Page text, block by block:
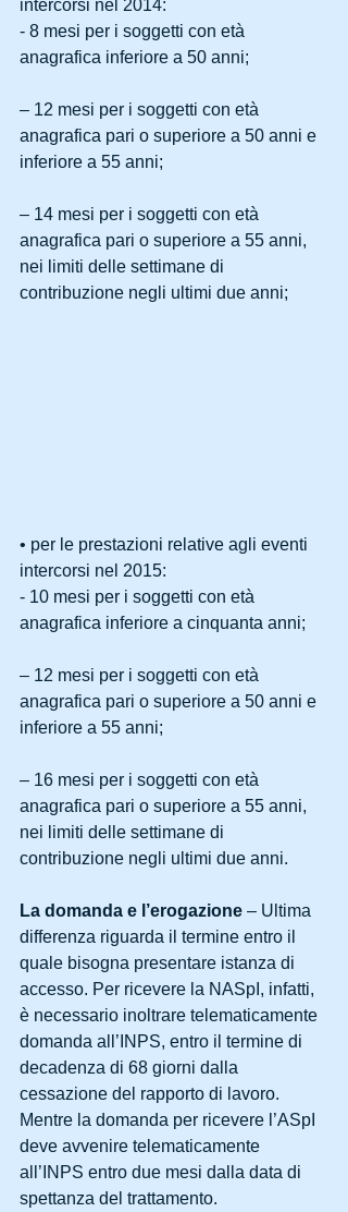
intercorsi nel 2014:
- 8 mesi per i soggetti con età
anagrafica inferiore a 50 anni;
– 12 mesi per i soggetti con età
anagrafica pari o superiore a 50 anni e
inferiore a 55 anni;
– 14 mesi per i soggetti con età
anagrafica pari o superiore a 55 anni,
nei limiti delle settimane di
contribuzione negli ultimi due anni;
• per le prestazioni relative agli eventi
intercorsi nel 2015:
- 10 mesi per i soggetti con età
anagrafica inferiore a cinquanta anni;
– 12 mesi per i soggetti con età
anagrafica pari o superiore a 50 anni e
inferiore a 55 anni;
– 16 mesi per i soggetti con età
anagrafica pari o superiore a 55 anni,
nei limiti delle settimane di
contribuzione negli ultimi due anni.
La domanda e l’erogazione – Ultima
differenza riguarda il termine entro il
quale bisogna presentare istanza di
accesso. Per ricevere la NASpI, infatti,
è necessario inoltrare telematicamente
domanda all’INPS, entro il termine di
decadenza di 68 giorni dalla
cessazione del rapporto di lavoro.
Mentre la domanda per ricevere l’ASpI
deve avvenire telematicamente
all’INPS entro due mesi dalla data di
spettanza del trattamento.